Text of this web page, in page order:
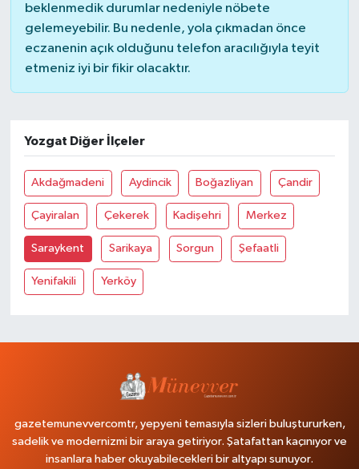
beklenmedik durumlar nedeniyle nöbete
gelemeyebilir. Bu nedenle, yola çıkmadan önce
eczanenin açık olduğunu telefon aracılığıyla teyit
etmeniz iyi bir fikir olacaktır.
Yozgat Diğer İlçeler
Akdağmadeni Aydincik Boğazliyan Çandir
Çayiralan Çekerek Kadişehri Merkez
Saraykent Sarikaya Sorgun Şefaatli
Yenifakili Yerköy
gazetemunevvercomtr, yepyeni temasıyla sizleri buluştururken,
sadelik ve modernizmi bir araya getiriyor. Şatafattan kaçınıyor ve
insanlara haber okuyabilecekleri bir altyapı sunuyor.